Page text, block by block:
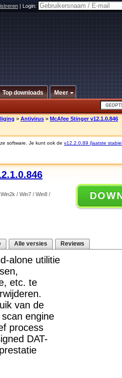
|Login:
Top downloads Meer
> Antivirus > McAfee Stinger v12.1.0.846
software. Je kunt ook de v12.2.0.89 (laatste
/ Win7 / Win8 /
Alle versies Reviews
alone utilitie
etc. te
van de
engine
process
DAT-